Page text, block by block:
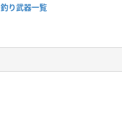
釣り武器一覧